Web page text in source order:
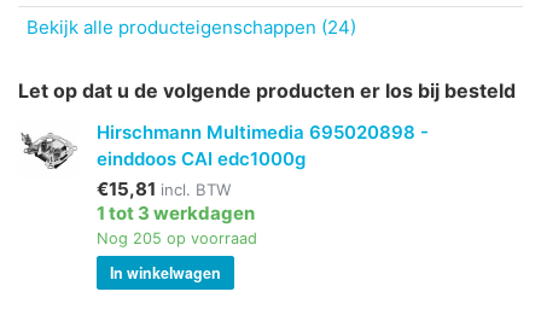
Bekijk alle producteigenschappen (24)
Let op dat u de volgende producten er los bij besteld
Hirschmann Multimedia 695020898 -
einddoos CAI edc1000g
€15,81 incl. BTW
1 tot 3 werkdagen
Nog 205 op voorraad
In winkelwagen